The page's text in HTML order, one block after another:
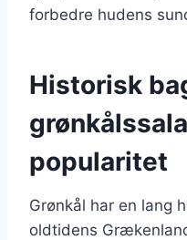
forbedre hudens
Historisk
popularitet
Grønkål har en lang
oldtidens